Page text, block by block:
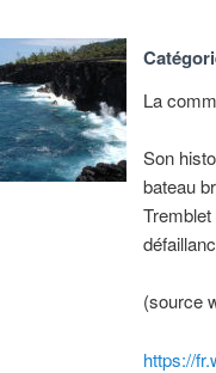
La
Son
bateau
(source
https://